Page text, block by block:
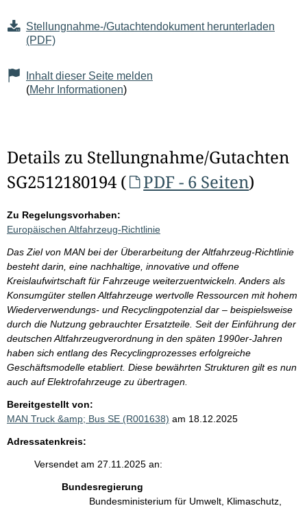
Seiteninhalt
Stellungnahme-/Gutachtendokument herunterladen
(PDF)
Inhalt dieser Seite melden
(Mehr Informationen)
Details zu Stellungnahme/Gutachten
SG2512180194 (
PDF - 6 Seiten)
Zu Regelungsvorhaben:
Europäischen Altfahrzeug-Richtlinie
Das Ziel von MAN bei der Überarbeitung der Altfahrzeug-Richtlinie
besteht darin, eine nachhaltige, innovative und offene
Kreislaufwirtschaft für Fahrzeuge weiterzuentwickeln. Anders als
Konsumgüter stellen Altfahrzeuge wertvolle Ressourcen mit hohem
Wiederverwendungs- und Recyclingpotenzial dar – beispielsweise
durch die Nutzung gebrauchter Ersatzteile. Seit der Einführung der
deutschen Altfahrzeugverordnung in den späten 1990er-Jahren
haben sich entlang des Recyclingprozesses erfolgreiche
Geschäftsmodelle etabliert. Diese bewährten Strukturen gilt es nun
auch auf Elektrofahrzeuge zu übertragen.
Bereitgestellt von:
MAN Truck &amp; Bus SE (R001638) am 18.12.2025
Adressatenkreis:
Versendet am 27.11.2025 an:
Bundesregierung
Bundesministerium für Umwelt, Klimaschutz,